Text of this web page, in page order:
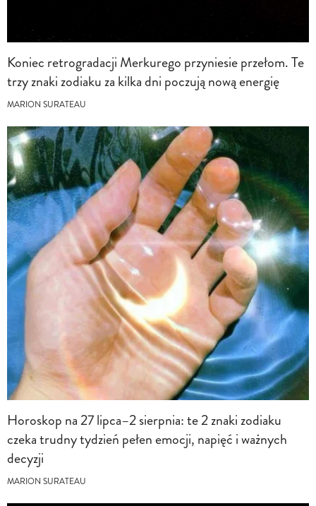
Koniec retrogradacji Merkurego przyniesie przełom. Te
trzy znaki zodiaku za kilka dni poczują nową energię
MARION SURATEAU
Horoskop na 27 lipca–2 sierpnia: te 2 znaki zodiaku
czeka trudny tydzień pełen emocji, napięć i ważnych
decyzji
MARION SURATEAU